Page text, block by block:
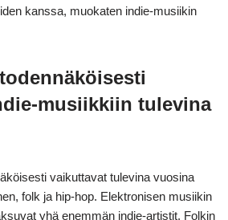
kanssa, muokaten indie-musiikin
musiikkiin tulevina
vaikuttavat tulevina vuosina
folk ja hip-hop. Elektronisen musiikin
yhä enemmän indie-artistit. Folkin